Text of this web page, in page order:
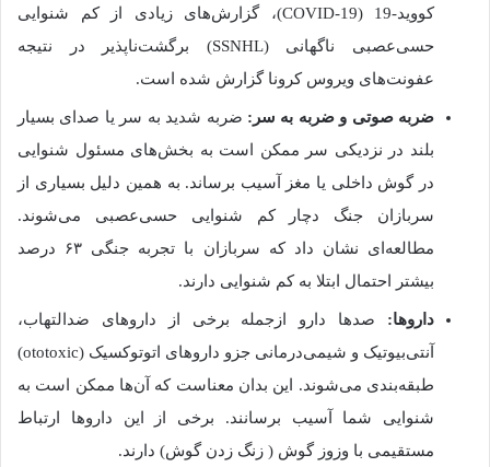
کووید-19 (COVID-19)، گزارش‌های زیادی از کم شنوایی
حسی‌عصبی ناگهانی (SSNHL) برگشت‌ناپذیر در نتیجه
عفونت‌های ویروس کرونا گزارش شده است.
ضربه صوتی و ضربه به سر: ضربه شدید به سر یا صدای بسیار
بلند در نزدیکی سر ممکن است به بخش‌های مسئول شنوایی
در گوش داخلی یا مغز آسیب برساند. به همین دلیل بسیاری از
سربازان جنگ دچار کم شنوایی حسی‌عصبی می‌شوند.
مطالعه‌ای نشان داد که سربازان با تجربه جنگی ۶۳ درصد
بیشتر احتمال ابتلا به کم شنوایی دارند.
داروها: صدها دارو ازجمله برخی از داروهای ضدالتهاب،
آنتی‌بیوتیک و شیمی‌درمانی جزو داروهای اتوتوکسیک (ototoxic)
طبقه‌بندی می‌شوند. این بدان معناست که آن‌ها ممکن است به
شنوایی شما آسیب برسانند. برخی از این داروها ارتباط
مستقیمی با وزوز گوش ( زنگ زدن گوش) دارند.